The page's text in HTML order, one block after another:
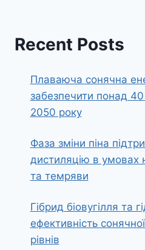
Recent Posts
Плаваюча сонячна
забезпечити понад 40
2050 року
Фаза зміни піна
дистиляцію в умовах
та темряви
Гібрид біовугілля та
ефективність
рівнів